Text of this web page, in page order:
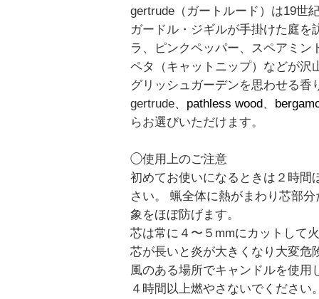
gertrude（ガートルード）は19世
ガードル・ジギルが手掛けた庭を
ラ、ピンクペッパー、スペアミン
ペタ（キャットニップ）などが沢
グリッシュガーデンを思わせる香
gertrude、 pathless wood、
らお選びいただけます。
◯使用上のご注意
初めてお使いになるときは２時間
さい。 蝋全体に熱がまわり芯部
象をほぼ防げます。
芯は常に４〜５mmにカットして
芯が長いと炎が大きくなり大変危
風のある場所でキャンドルを使用
４時間以上燃やさないでください